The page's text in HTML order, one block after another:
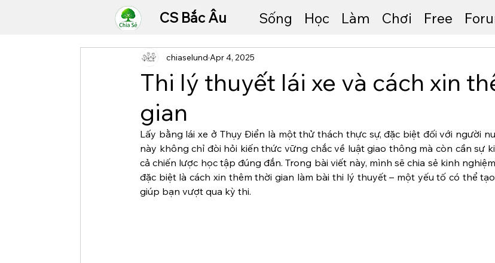
CS Bắc Âu Sống Học Làm Chơi Free
Thi lý thuyết lái xe và cách xin
gian
chiaselund Apr 4, 2025
Lấy bằng lái xe ở Thụy Điển là một thử thách thực sự, đặc biệt đối với người
này không chỉ đòi hỏi kiến thức vững chắc về luật giao thông mà còn cần sự
cả chiến lược học tập đúng đắn. Trong bài viết này, mình sẽ chia sẻ kinh
đặc biệt là cách xin thêm thời gian làm bài thi lý thuyết – một yếu tố có thể
giúp bạn vượt qua kỳ thi.